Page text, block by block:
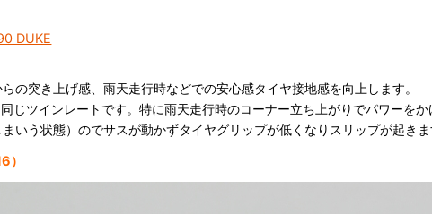
DUKE
の突き上げ感、雨天走行時などでの安心感タイヤ接地感を向上します。
じツインレートです。特に雨天走行時のコーナー立ち上がりでパワーを
まいう状態）のでサスが動かずタイヤグリップが低くなりスリップが起き
）